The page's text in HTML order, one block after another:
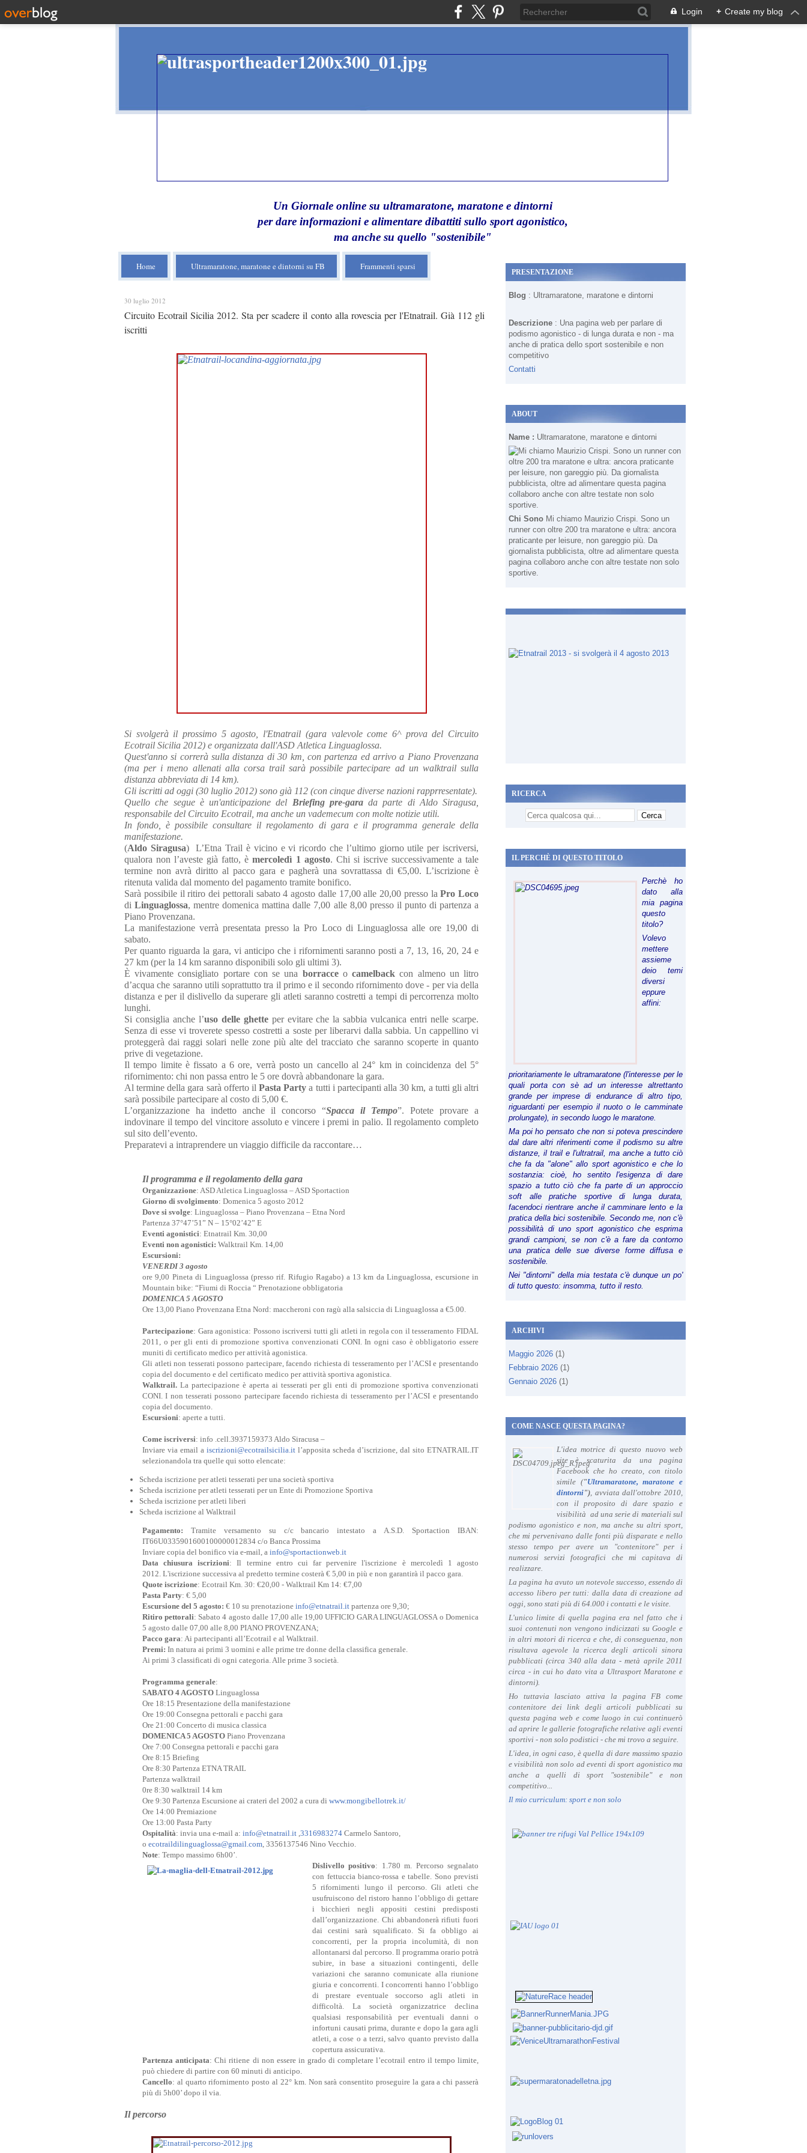
Login + Create my blog
Un Giornale online su ultramaratone, maratone e dintorni
per dare informazioni e alimentare dibattiti sullo sport agonistico,
ma anche su quello "sostenibile"
Home Ultramaratone, maratone e dintorni su FB Frammenti sparsi
30 luglio 2012
Circuito Ecotrail Sicilia 2012. Sta per scadere il conto alla rovescia per l'Etnatrail. Già 112 gli
iscritti
Si svolgerà il prossimo 5 agosto, l'Etnatrail (gara valevole come 6^ prova del Circuito
Ecotrail Sicilia 2012) e organizzata dall'ASD Atletica Linguaglossa.
Quest'anno si correrà sulla distanza di 30 km, con partenza ed arrivo a Piano Provenzana
(ma per i meno allenati alla corsa trail sarà possibile partecipare ad un walktrail sulla
distanza abbreviata di 14 km).
Gli iscritti ad oggi (30 luglio 2012) sono già 112 (con cinque diverse nazioni rapprresentate).
Quello che segue è un'anticipazione del Briefing pre-garada parte di Aldo Siragusa,
responsabile del Circuito Ecotrail, ma anche un vademecum con molte notizie utili.
In fondo, è possibile consultare il regolamento di gara e il programma generale della
manifestazione.
(Aldo Siragusa) L’Etna Trail è vicino e vi ricordo che l’ultimo giorno utile per iscriversi,
qualora non l’aveste già fatto, è mercoledì 1 agosto. Chi si iscrive successivamente a tale
termine non avrà diritto al pacco gara e pagherà una sovrattassa di €5,00. L’iscrizione è
ritenuta valida dal momento del pagamento tramite bonifico.
Sarà possibile il ritiro dei pettorali sabato 4 agosto dalle 17,00 alle 20,00 presso laPro Loco
diLinguaglossa, mentre domenica mattina dalle 7,00 alle 8,00 presso il punto di partenza a
Piano Provenzana.
La manifestazione verrà presentata presso la Pro Loco di Linguaglossa alle ore 19,00 di
sabato.
Per quanto riguarda la gara, vi anticipo che i rifornimenti saranno posti a 7, 13, 16, 20, 24 e
27 km (per la 14 km saranno disponibili solo gli ultimi 3).
È vivamente consigliato portare con se una borracceocamelback con almeno un litro
d’acqua che saranno utili soprattutto tra il primo e il secondo rifornimento dove - per via della
distanza e per il dislivello da superare gli atleti saranno costretti a tempi di percorrenza molto
lunghi.
Si consiglia anche l’uso delle ghetteper evitare che la sabbia vulcanica entri nelle scarpe.
Senza di esse vi troverete spesso costretti a soste per liberarvi dalla sabbia. Un cappellino vi
proteggerà dai raggi solari nelle zone più alte del tracciato che saranno scoperte in quanto
prive di vegetazione.
Il tempo limite è fissato a 6 ore, verrà posto un cancello al 24° km in coincidenza del 5°
rifornimento: chi non passa entro le 5 ore dovrà abbandonare la gara.
Al termine della gara sarà offerto ilPasta Party a tutti i partecipanti alla 30 km, a tutti gli altri
sarà possibile partecipare al costo di 5,00 €.
L’organizzazione ha indetto anche il concorso “Spacca il Tempo”. Potete provare a
indovinare il tempo del vincitore assoluto e vincere i premi in palio. Il regolamento completo
sul sito dell’evento.
Preparatevi a intraprendere un viaggio difficile da raccontare…
Il programma e il regolamento della gara
Organizzazione: ASD Atletica Linguaglossa – ASD Sportaction
Giorno di svolgimento: Domenica 5 agosto 2012
Dove si svolge: Linguaglossa – Piano Provenzana – Etna Nord
Partenza 37°47’51” N – 15°02’42” E
Eventi agonistici: Etnatrail Km. 30,00
Eventi non agonistici: Walktrail Km. 14,00
Escursioni:
VENERDI 3 agosto
ore 9,00 Pineta di Linguaglossa (presso rif. Rifugio Ragabo) a 13 km da Linguaglossa, escursione in
Mountain bike: “Fiumi di Roccia “ Prenotazione obbligatoria
DOMENICA 5 AGOSTO
Ore 13,00 Piano Provenzana Etna Nord: maccheroni con ragù alla salsiccia di Linguaglossa a €5.00.
Partecipazione: Gara agonistica: Possono iscriversi tutti gli atleti in regola con il tesseramento FIDAL
2011, o per gli enti di promozione sportiva convenzionati CONI. In ogni caso è obbligatorio essere
muniti di certificato medico per attività agonistica.
Gli atleti non tesserati possono partecipare, facendo richiesta di tesseramento per l’ACSI e presentando
copia del documento e del certificato medico per attività sportiva agonistica.
Walktrail. La partecipazione è aperta ai tesserati per gli enti di promozione sportiva convenzionati
CONI. I non tesserati possono partecipare facendo richiesta di tesseramento per l’ACSI e presentando
copia del documento.
Escursioni: aperte a tutti.
Come iscriversi: info .cell.3937159373 Aldo Siracusa –
Inviare via email a iscrizioni@ecotrailsicilia.it l’apposita scheda d’iscrizione, dal sito ETNATRAIL.IT
selezionandola tra quelle qui sotto elencate:
Scheda iscrizione per atleti tesserati per una società sportiva
Scheda iscrizione per atleti tesserati per un Ente di Promozione Sportiva
Scheda iscrizione per atleti liberi
Scheda iscrizione al Walktrail
Pagamento: Tramite versamento su c/c bancario intestato a A.S.D. Sportaction IBAN:
IT66U0335901600100000012834 c/o Banca Prossima
Inviare copia del bonifico via e-mail, a info@sportactionweb.it
Data chiusura iscrizioni: Il termine entro cui far pervenire l'iscrizione è mercoledì 1 agosto
2012. L'iscrizione successiva al predetto termine costerà € 5,00 in più e non garantirà il pacco gara.
Quote iscrizione: Ecotrail Km. 30: €20,00 - Walktrail Km 14: €7,00
Pasta Party: € 5,00
Escursione del 5 agosto: € 10 su prenotazione info@etnatrail.it partenza ore 9,30;
Ritiro pettorali: Sabato 4 agosto dalle 17,00 alle 19,00 UFFICIO GARA LINGUAGLOSSA o Domenica
5 agosto dalle 07,00 alle 8,00 PIANO PROVENZANA;
Pacco gara: Ai partecipanti all’Ecotrail e al Walktrail.
Premi: In natura ai primi 3 uomini e alle prime tre donne della classifica generale.
Ai primi 3 classificati di ogni categoria. Alle prime 3 società.
Programma generale:
SABATO 4 AGOSTO Linguaglossa
Ore 18:15 Presentazione della manifestazione
Ore 19:00 Consegna pettorali e pacchi gara
Ore 21:00 Concerto di musica classica
DOMENICA 5 AGOSTO Piano Provenzana
Ore 7:00 Consegna pettorali e pacchi gara
Ore 8:15 Briefing
Ore 8:30 Partenza ETNA TRAIL
Partenza walktrail
0re 8:30 walktrail 14 km
Ore 9:30 Partenza Escursione ai crateri del 2002 a cura di www.mongibellotrek.it/
Ore 14:00 Premiazione
Ore 13:00 Pasta Party
Ospitalità: invia una e-mail a: info@etnatrail.it ,3316983274 Carmelo Santoro,
o ecotraildilinguaglossa@gmail.com, 3356137546 Nino Vecchio.
Note: Tempo massimo 6h00’.
Dislivello positivo: 1.780 m. Percorso segnalato
con fettuccia bianco-rossa e tabelle. Sono previsti
5 rifornimenti lungo il percorso. Gli atleti che
usufruiscono del ristoro hanno l’obbligo di gettare
i bicchieri negli appositi cestini predisposti
dall’organizzazione. Chi abbandonerà rifiuti fuori
dai cestini sarà squalificato. Si fa obbligo ai
concorrenti, per la propria incolumità, di non
allontanarsi dal percorso. Il programma orario potrà
subire, in base a situazioni contingenti, delle
variazioni che saranno comunicate alla riunione
giuria e concorrenti. I concorrenti hanno l’obbligo
di prestare eventuale soccorso agli atleti in
difficoltà. La società organizzatrice declina
qualsiasi responsabilità per eventuali danni o
infortuni causati prima, durante e dopo la gara agli
atleti, a cose o a terzi, salvo quanto previsto dalla
copertura assicurativa.
Partenza anticipata: Chi ritiene di non essere in grado di completare l’ecotrail entro il tempo limite,
può chiedere di partire con 60 minuti di anticipo.
Cancello: al quarto rifornimento posto al 22° km. Non sarà consentito proseguire la gara a chi passerà
più di 5h00’ dopo il via.
Il percorso
PRESENTAZIONE
Blog : Ultramaratone, maratone e dintorni
Descrizione : Una pagina web per parlare di
podismo agonistico - di lunga durata e non - ma
anche di pratica dello sport sostenibile e non
competitivo
Contatti
ABOUT
Name : Ultramaratone, maratone e dintorni
Chi Sono Mi chiamo Maurizio Crispi. Sono un
runner con oltre 200 tra maratone e ultra: ancora
praticante per leisure, non gareggio più. Da
giornalista pubblicista, oltre ad alimentare questa
pagina collaboro anche con altre testate non solo
sportive.
RICERCA
IL PERCHÈ DI QUESTO TITOLO
Perchè ho
dato alla
mia pagina
questo
titolo?
Volevo
mettere
assieme
deio temi
diversi
eppure
affini:
prioritariamente le ultramaratone (l'interesse per le
quali porta con sè ad un interesse altrettanto
grande per imprese di endurance di altro tipo,
riguardanti per esempio il nuoto o le camminate
prolungate), in secondo luogo le maratone.
Ma poi ho pensato che non si poteva prescindere
dal dare altri riferimenti come il podismo su altre
distanze, il trail e l'ultratrail, ma anche a tutto ciò
che fa da "alone" allo sport agonistico e che lo
sostanzia: cioè, ho sentito l'esigenza di dare
spazio a tutto ciò che fa parte di un approccio
soft alle pratiche sportive di lunga durata,
facendoci rientrare anche il camminare lento e la
pratica della bici sostenibile. Secondo me, non c'è
possibilità di uno sport agonistico che esprima
grandi campioni, se non c'è a fare da contorno
una pratica delle sue diverse forme diffusa e
sostenibile.
Nei "dintorni" della mia testata c'è dunque un po'
di tutto questo: insomma, tutto il resto.
ARCHIVI
Maggio 2026 (1)
Febbraio 2026 (1)
Gennaio 2026 (1)
COME NASCE QUESTA PAGINA?
L'idea motrice di questo nuovo web
site è scaturita da una pagina
Facebook che ho creato, con titolo
simile ("Ultramaratone, maratone e
dintorni"), avviata dall'ottobre 2010,
con il proposito di dare spazio e
visibilità ad una serie di materiali sul
podismo agonistico e non, ma anche su altri sport,
che mi pervenivano dalle fonti più disparate e nello
stesso tempo per avere un "contenitore" per i
numerosi servizi fotografici che mi capitava di
realizzare.
La pagina ha avuto un notevole successo, essendo di
accesso libero per tutti: dalla data di creazione ad
oggi, sono stati più di 64.000 i contatti e le visite.
L'unico limite di quella pagina era nel fatto che i
suoi contenuti non vengono indicizzati su Google e
in altri motori di ricerca e che, di conseguenza, non
risultava agevole la ricerca degli articoli sinora
pubblicati (circa 340 alla data - metà aprile 2011
circa - in cui ho dato vita a Ultrasport Maratone e
dintorni).
Ho tuttavia lasciato attiva la pagina FB come
contenitore dei link degli articoli pubblicati su
questa pagina web e come luogo in cui continuerò
ad aprire le gallerie fotografiche relative agli eventi
sportivi - non solo podistici - che mi trovo a seguire.
L'idea, in ogni caso, è quella di dare massimo spazio
e visibilità non solo ad eventi di sport agonistico ma
anche a quelli di sport "sostenibile" e non
competitivo...
Il mio curriculum: sport e non solo